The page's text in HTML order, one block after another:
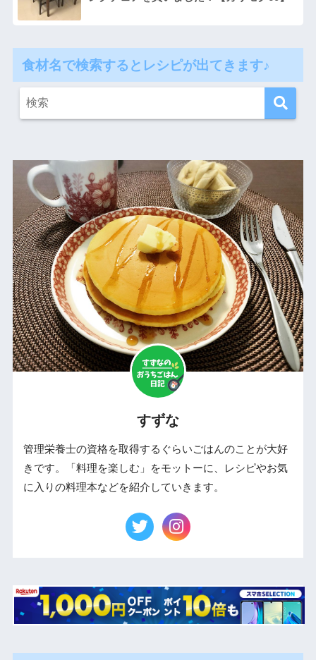
食材名で検索するとレシピが出てきます♪
すずな
管理栄養士の資格を取得するぐらいごはんのことが大好
きです。「料理を楽しむ」をモットーに、レシピやお気
に入りの料理本などを紹介していきます。